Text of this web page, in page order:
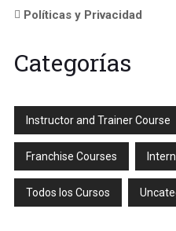
Políticas y Privacidad
Categorías
Instructor and Trainer Course
Franchise Courses
Todos los Cursos